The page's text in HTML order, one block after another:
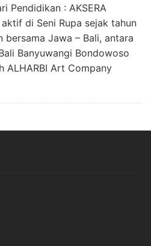
Pendidikan : AKSERA
di Seni Rupa sejak tahun
bersama Jawa – Bali, antara
Banyuwangi Bondowoso
ALHARBI Art Company